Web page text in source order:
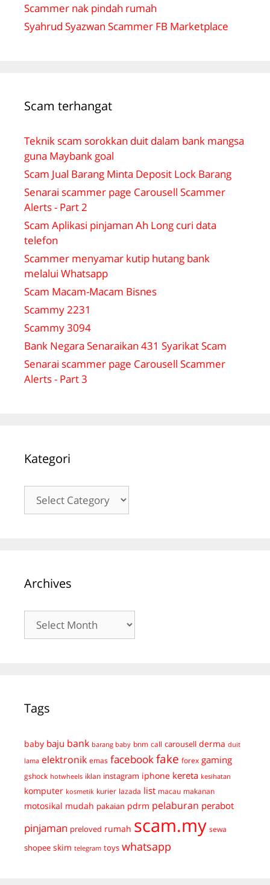
Scammer nak pindah rumah
Syahrud Syazwan Scammer FB Marketplace
Scam terhangat
Teknik scam sorokkan duit dalam bank mangsa
guna Maybank goal
Scam Jual Barang Minta Deposit Lock Barang
Senarai scammer page Carousell Scammer
Alerts - Part 2
Scam Aplikasi pinjaman Ah Long curi data
telefon
Scammer menyamar kutip hutang bank
melalui Whatsapp
Scam Macam-Macam Bisnes
Scammy 2231
Scammy 3094
Bank Negara Senaraikan 431 Syarikat Scam
Senarai scammer page Carousell Scammer
Alerts - Part 3
Kategori
Archives
Tags
baby baju bank barang baby bnm call carousell derma duit
lama elektronik emas facebook fake forex gaming
gshock hotwheels iklan instagram iphone kereta kesihatan
komputer kosmetik kurier lazada list macau makanan
motosikal mudah pakaian pdrm pelaburan perabot
pinjaman preloved rumah scam.my sewa
shopee skim telegram toys whatsapp